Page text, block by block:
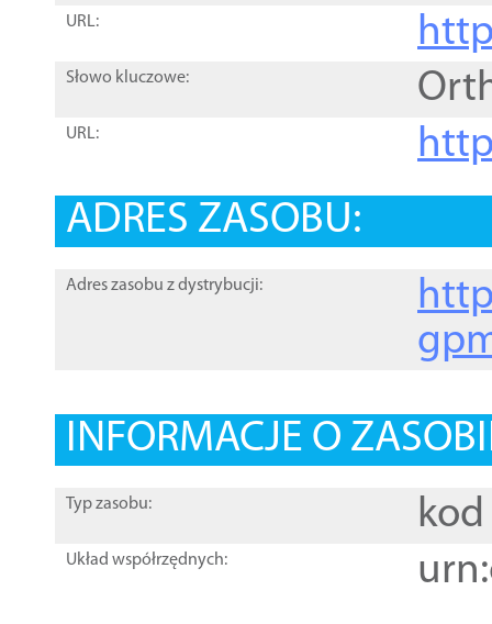
URL:
Słowo kluczowe:
URL:
ADRES ZASOBU:
Adres zasobu z dystrybucji:
INFORMACJE O
Typ zasobu: kod
Układ współrzędnych: